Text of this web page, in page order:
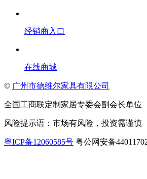
经销商入口
在线商城
© 广州市德维尔家具有限公司
全国工商联定制家居专委会副会长单位
风险提示语：市场有风险，投资需谨慎
粤ICP备12060585号 粤公网安备